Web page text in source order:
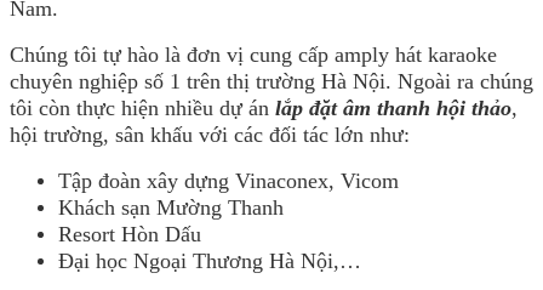
Nam.
Chúng tôi tự hào là đơn vị cung cấp amply hát karaoke
chuyên nghiệp số 1 trên thị trường Hà Nội. Ngoài ra chúng
tôi còn thực hiện nhiều dự án lắp đặt âm thanh hội thảo,
hội trường, sân khấu với các đối tác lớn như:
Tập đoàn xây dựng Vinaconex, Vicom
Khách sạn Mường Thanh
Resort Hòn Dấu
Đại học Ngoại Thương Hà Nội,…